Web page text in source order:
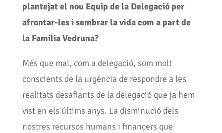
plantejat el nou Equip de la Delegació per
afrontar-les i sembrar la vida com a part de
la Família Vedruna?
Més que mai, com a delegació, som molt
conscients de la urgència de respondre a les
realitats desafiants de la delegació que ja hem
vist en els últims anys. La disminució dels
nostres recursos humans i financers que